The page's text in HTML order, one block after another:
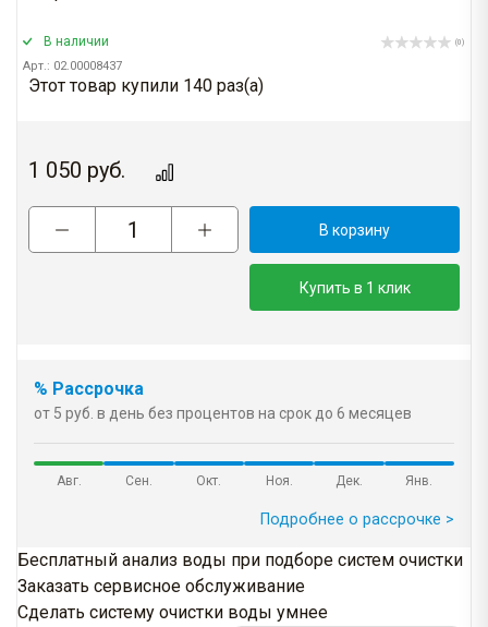
В наличии
Арт.: 02.00008437
(0)
Этот товар купили 140 раз(a)
1 050 руб.
В корзину
Купить в 1 клик
% Рассрочка
от 5 руб. в день без процентов на срок до 6 месяцев
Авг. Сен. Окт. Ноя. Дек. Янв.
Подробнее о рассрочке >
Бесплатный анализ воды при подборе систем очистки
Заказать сервисное обслуживание
Сделать систему очистки воды умнее